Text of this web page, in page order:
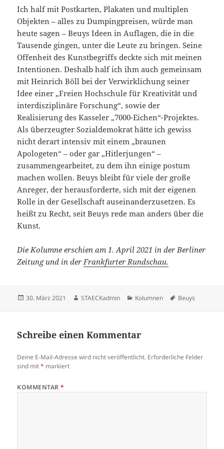
Ich half mit Postkarten, Plakaten und multiplen
Objekten – alles zu Dumpingpreisen, würde man
heute sagen – Beuys Ideen in Auflagen, die in die
Tausende gingen, unter die Leute zu bringen. Seine
Offenheit des Kunstbegriffs deckte sich mit meinen
Intentionen. Deshalb half ich ihm auch gemeinsam
mit Heinrich Böll bei der Verwirklichung seiner
Idee einer „Freien Hochschule für Kreativität und
interdisziplinäre Forschung“, sowie der
Realisierung des Kasseler „7000-Eichen“-Projektes.
Als überzeugter Sozialdemokrat hätte ich gewiss
nicht derart intensiv mit einem „braunen
Apologeten“ – oder gar „Hitlerjungen“ –
zusammengearbeitet, zu dem ihn einige postum
machen wollen. Beuys bleibt für viele der große
Anreger, der herausforderte, sich mit der eigenen
Rolle in der Gesellschaft auseinanderzusetzen. Es
heißt zu Recht, seit Beuys rede man anders über die
Kunst.
Die Kolumne erschien am 1. April 2021 in der Berliner
Zeitung und in derFrankfurter Rundschau.
Veröffentlicht
30. März 2021 Autor
STAECKadmin Kategorien
Kolumnen Schlagwörter
Beuys
Schreibe einen Kommentar
Deine E-Mail-Adresse wird nicht veröffentlicht. Erforderliche Felder
sind mit* markiert
KOMMENTAR*